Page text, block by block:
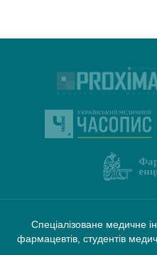
Спеціалізоване медичне
фармацевтів, студентів